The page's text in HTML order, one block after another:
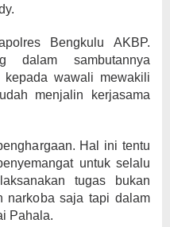
Bengkulu AKBP.
dalam sambutannya
kepada wawali mewakili
menjalin kerjasama
Hal ini tentu
untuk selalu
tugas bukan
narkoba saja tapi dalam
Pahala.